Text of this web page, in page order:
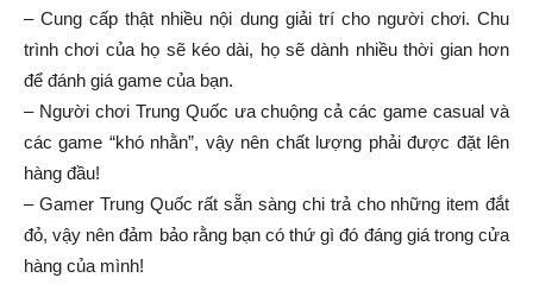
– Cung cấp thật nhiều nội dung giải trí cho người chơi. Chu
trình chơi của họ sẽ kéo dài, họ sẽ dành nhiều thời gian hơn
để đánh giá game của bạn.
– Người chơi Trung Quốc ưa chuộng cả các game casual và
các game “khó nhằn”, vậy nên chất lượng phải được đặt lên
hàng đầu!
– Gamer Trung Quốc rất sẵn sàng chi trả cho những item đắt
đỏ, vậy nên đảm bảo rằng bạn có thứ gì đó đáng giá trong cửa
hàng của mình!